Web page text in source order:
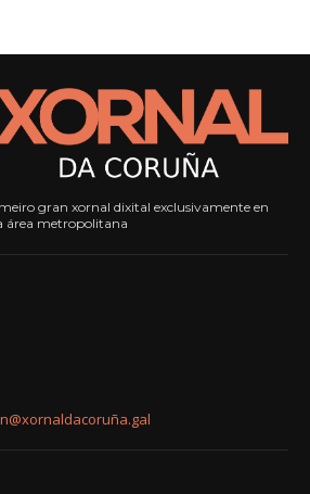
gran xornal dixital exclusivamente en
área metropolitana